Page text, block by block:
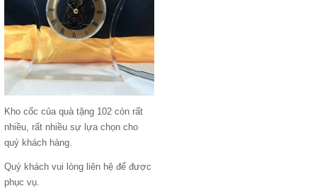
Kho cốc của quà tặng 102 còn rất
nhiều, rất nhiều sự lựa chọn cho
quý khách hàng.
Quý khách vui lòng liên hệ để được
phục vụ.